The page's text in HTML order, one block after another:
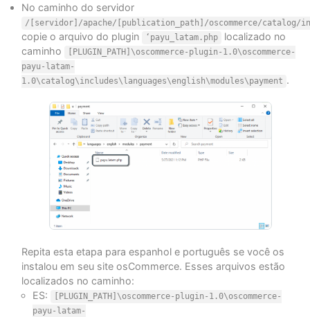
No caminho do servidor
/[servidor]/apache/[publication_path]/oscommerce/catalog/
copie o arquivo do plugin ‘payu_latam.php
localizado no
caminho
[PLUGIN_PATH]\oscommerce-plugin-1.0\oscommerce-
payu-latam-
1.0\catalog\includes\languages\english\modules\payment .
Repita esta etapa para espanhol e português se você os
instalou em seu site osCommerce. Esses arquivos estão
localizados no caminho:
ES:
[PLUGIN_PATH]\oscommerce-plugin-1.0\oscommerce-
payu-latam-